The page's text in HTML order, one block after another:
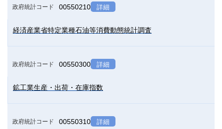
政府統計コード 00550210 詳細
経済産業省特定業種石油等消費動態統計調査
政府統計コード 00550300 詳細
鉱工業生産・出荷・在庫指数
政府統計コード 00550310 詳細